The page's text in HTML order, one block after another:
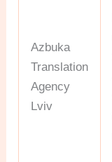
Azbuka
Translation
Agency
Lviv